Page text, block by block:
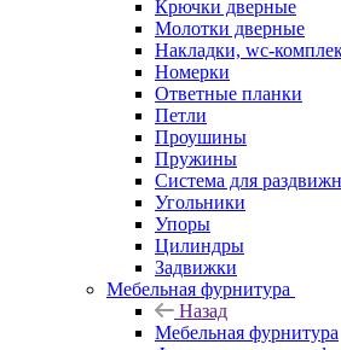
Крючки дверные
Молотки дверные
Накладки, wc-
Номерки
Ответные планки
Петли
Проушины
Пружины
Система для
Угольники
Упоры
Цилиндры
Задвижки
Мебельная фурнитура
Назад
Мебельная фурнитура